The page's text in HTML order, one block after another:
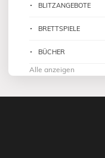
BLITZANGEBOTE
BRETTSPIELE
BÜCHER
Alle anzeigen